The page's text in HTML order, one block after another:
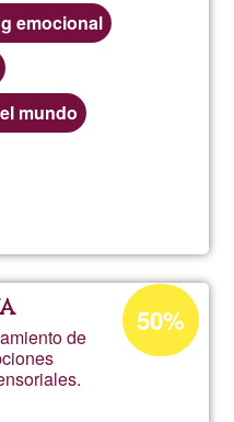
emocional
mundo
F
de
Porcentaje
de
aceptación
50%